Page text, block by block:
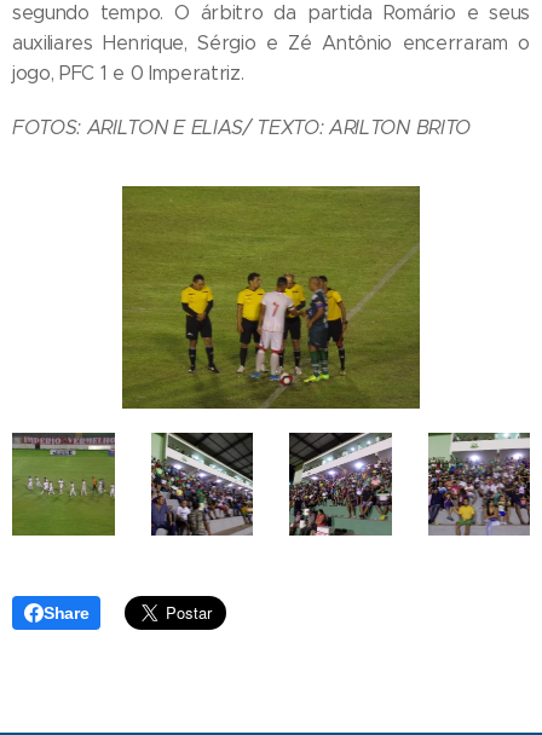
segundo tempo. O árbitro da partida Romário e seus
auxiliares Henrique, Sérgio e Zé Antônio encerraram o
jogo, PFC 1 e 0 Imperatriz.
FOTOS: ARILTON E ELIAS/ TEXTO: ARILTON BRITO
Share